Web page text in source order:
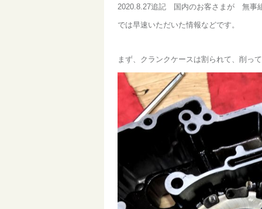
2020.8.27追記 国内のお客さまが 無事
では早速いただいた情報などです。
まず、クランクケースは割られて、削っ